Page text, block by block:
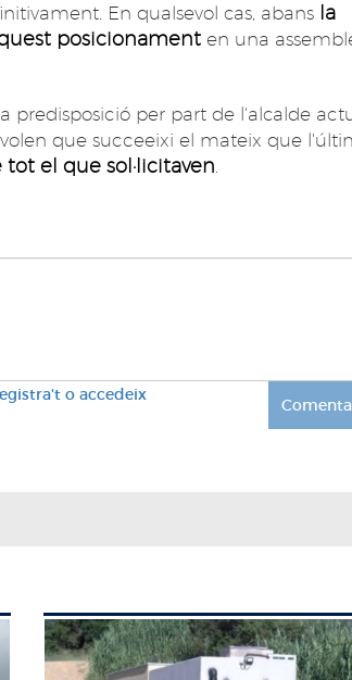
En qualsevol cas, abans la
posicionament en una
predisposició per part de l'alcalde
que succeeixi el mateix que
tot el que sol·licitaven.
o accedeix